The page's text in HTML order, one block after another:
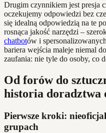
Drugim czynnikiem jest presja
oczekujemy odpowiedzi bez
się idealną odpowiedzią na te
rosnąca jakość narzędzi –
chatbotów i
bariera wejścia maleje niemal
zaufania: nie tyle do osoby, co
Od forów do
historia doradztwa
Pierwsze kroki:
grupach